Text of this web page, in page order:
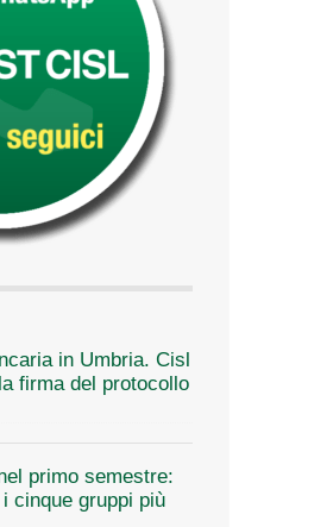
in Umbria. Cisl
firma del protocollo
primo semestre:
cinque gruppi più